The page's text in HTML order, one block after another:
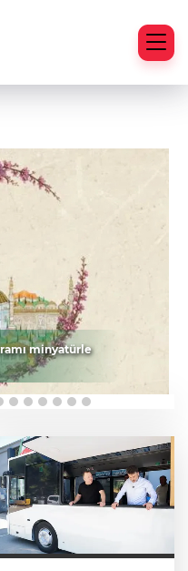
minyatürle